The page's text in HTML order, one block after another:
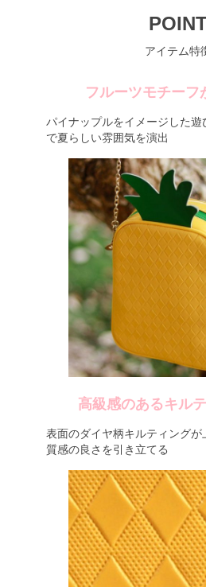
アイテム特
フルーツモチーフ
パイナップルをイメージした遊
で夏らしい雰囲気を演出
高級感のあるキル
表面のダイヤ柄キルティングが
質感の良さを引き立てる